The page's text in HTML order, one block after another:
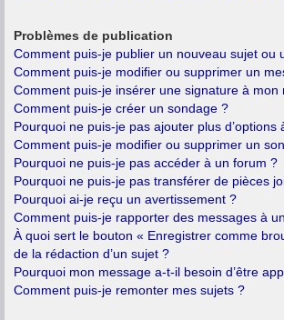
Problèmes de publication
Comment puis-je publier un nouveau sujet ou
Comment puis-je modifier ou supprimer un
Comment puis-je insérer une signature à mon
Comment puis-je créer un sondage ?
Pourquoi ne puis-je pas ajouter plus d’options
Comment puis-je modifier ou supprimer un
Pourquoi ne puis-je pas accéder à un forum ?
Pourquoi ne puis-je pas transférer de pièces
Pourquoi ai-je reçu un avertissement ?
Comment puis-je rapporter des messages à
À quoi sert le bouton « Enregistrer comme
de la rédaction d’un sujet ?
Pourquoi mon message a-t-il besoin d’être
Comment puis-je remonter mes sujets ?